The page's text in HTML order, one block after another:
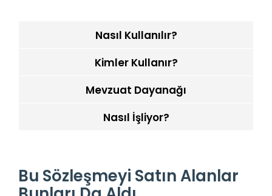
Nasıl Kullanılır?
Kimler Kullanır?
Mevzuat Dayanağı
Nasıl İşliyor?
Bu Sözleşmeyi Satın Alanlar